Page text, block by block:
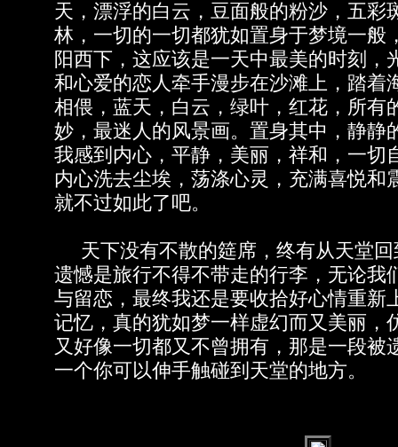
天，漂浮的白云，豆面般的粉沙，五彩
林，一切的一切都犹如置身于梦境一般
阳西下，这应该是一天中最美的时刻，
和心爱的恋人牵手漫步在沙滩上，踏着
相偎，蓝天，白云，绿叶，红花，所有
妙，最迷人的风景画。置身其中，静静
我感到内心，平静，美丽，祥和，一切
内心洗去尘埃，荡涤心灵，充满喜悦和
就不过如此了吧。
天下没有不散的筵席，终有从天堂回
遗憾是旅行不得不带走的行李，无论我
与留恋，最终我还是要收拾好心情重新
记忆，真的犹如梦一样虚幻而又美丽，
又好像一切都又不曾拥有，那是一段被
一个你可以伸手触碰到天堂的地方。